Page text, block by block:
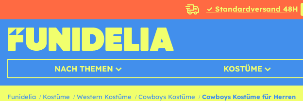
✓ Standardversand 48H
NACH THEMEN KOSTÜME
Funidelia Kostüme Western Kostüme Cowboys Kostüme Cowboys Kostüme für Herren